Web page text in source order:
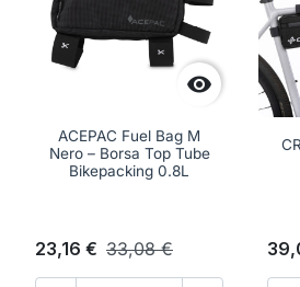

ACEPAC Fuel Bag M
Nero – Borsa Top Tube
Bikepacking 0.8L
23,16 € 33,08 €